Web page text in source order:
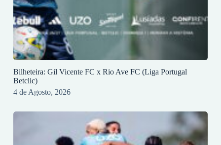
Bilheteira: Gil Vicente FC x Rio Ave FC (Liga Portugal
Betclic)
4 de Agosto, 2026